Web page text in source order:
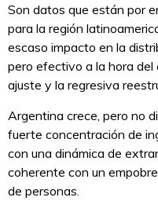
Son datos que están por
para la región
escaso impacto en la
pero efectivo a la hora
ajuste y la regresiva
Argentina crece, pero no
fuerte concentración de
con una dinámica de
coherente con un
de personas.